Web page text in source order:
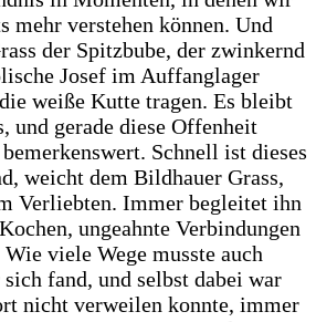
mehr verstehen können. Und
der Spitzbube, der zwinkernd
Josef im Auffanglager
weiße Kutte tragen. Es bleibt
und gerade diese Offenheit
Schnell ist dieses
weicht dem Bildhauer Grass,
Verliebten. Immer begleitet ihn
ungeahnte Verbindungen
viele Wege musste auch
sich fand, und selbst dabei war
nicht verweilen konnte, immer